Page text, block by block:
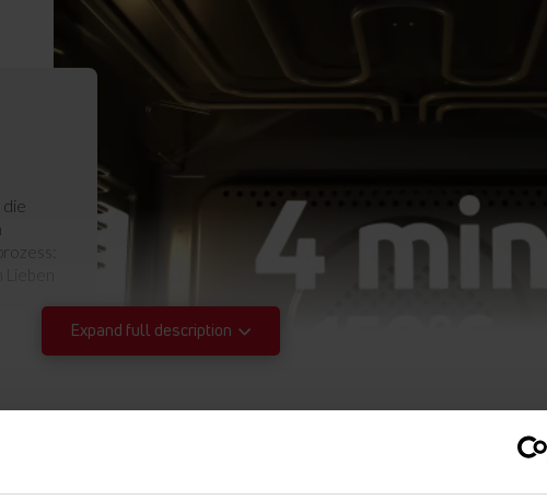
die
Expand full description